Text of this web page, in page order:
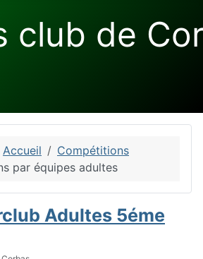
club de
Accueil
Compétitions
par équipes adultes
Adultes 5éme